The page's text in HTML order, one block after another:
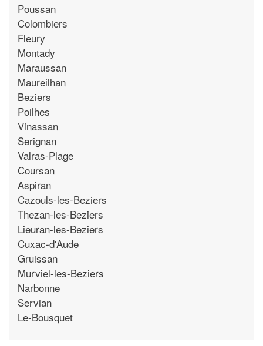
Poussan
Colombiers
Fleury
Montady
Maraussan
Maureilhan
Beziers
Poilhes
Vinassan
Serignan
Valras-Plage
Coursan
Aspiran
Cazouls-les-Beziers
Thezan-les-Beziers
Lieuran-les-Beziers
Cuxac-d'Aude
Gruissan
Murviel-les-Beziers
Narbonne
Servian
Le-Bousquet